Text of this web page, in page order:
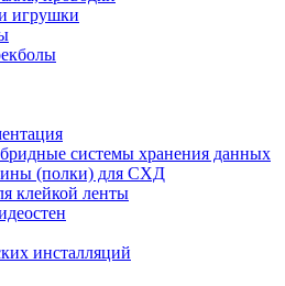
игрушки
системы хранения данных
(полки) для СХД
клейкой ленты
инсталляций